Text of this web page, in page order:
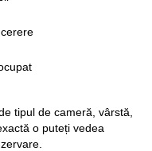
tipul de cameră, vârstă,
o puteți vedea